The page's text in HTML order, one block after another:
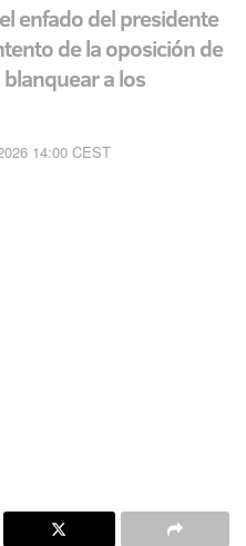
enfado del presidente
de la oposición de
a los
14:00 CEST